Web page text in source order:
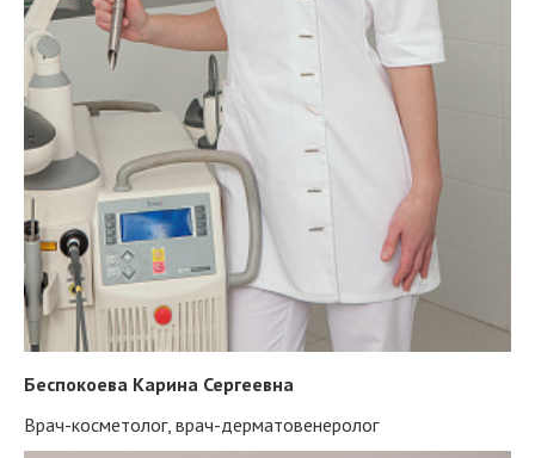
Беспокоева Карина Сергеевна
Врач-косметолог, врач-дерматовенеролог